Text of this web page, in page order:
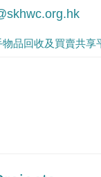
物品回收及買賣共享